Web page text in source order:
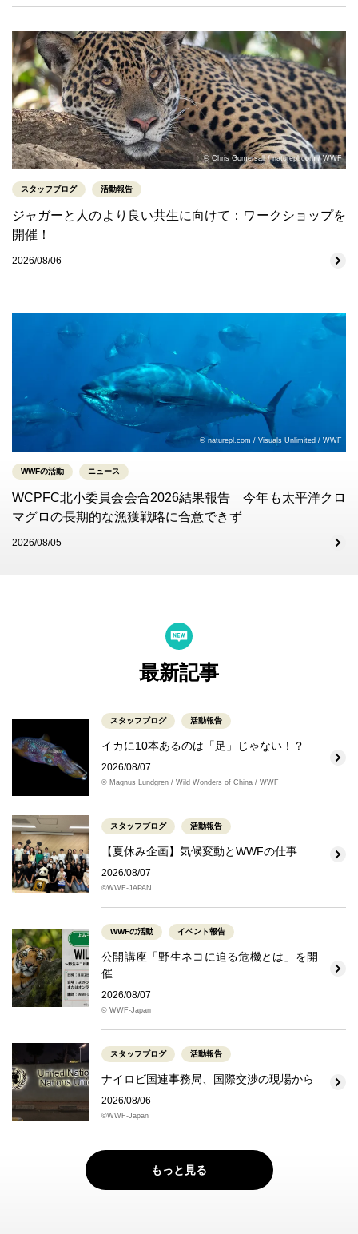
© Chris Gomersall / naturepl.com / WWF
スタッフブログ 活動報告
ジャガーと人のより良い共生に向けて：ワークショップを
開催！
2026/08/06
© naturepl.com / Visuals Unlimited / WWF
WWFの活動 ニュース
WCPFC北小委員会会合2026結果報告 今年も太平洋クロ
マグロの長期的な漁獲戦略に合意できず
2026/08/05
最新記事
スタッフブログ 活動報告
イカに10本あるのは「足」じゃない！？
2026/08/07
© Magnus Lundgren / Wild Wonders of China / WWF
スタッフブログ 活動報告
【夏休み企画】気候変動とWWFの仕事
2026/08/07
©WWF-JAPAN
WWFの活動 イベント報告
公開講座「野生ネコに迫る危機とは」を開
催
2026/08/07
© WWF-Japan
スタッフブログ 活動報告
ナイロビ国連事務局、国際交渉の現場から
2026/08/06
©WWF-Japan
もっと見る